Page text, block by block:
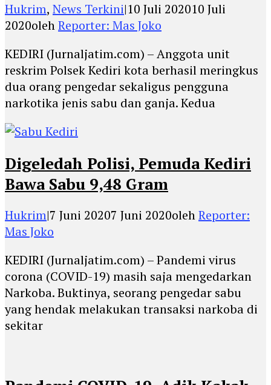
Hukrim, News Terkini|10 Juli 202010 Juli
2020olehReporter: Mas Joko
KEDIRI (Jurnaljatim.com) – Anggota unit
reskrim Polsek Kediri kota berhasil meringkus
dua orang pengedar sekaligus pengguna
narkotika jenis sabu dan ganja. Kedua
Digeledah Polisi, Pemuda Kediri
Bawa Sabu 9,48 Gram
Hukrim|7 Juni 20207 Juni 2020olehReporter:
Mas Joko
KEDIRI (Jurnaljatim.com) – Pandemi virus
corona (COVID-19) masih saja mengedarkan
Narkoba. Buktinya, seorang pengedar sabu
yang hendak melakukan transaksi narkoba di
sekitar